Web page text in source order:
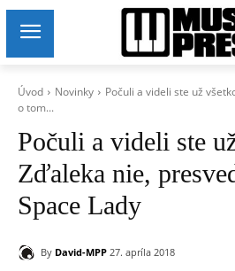
Úvod Novinky
Počuli a videli ste už
o tom...
Počuli a videli ste
Zďaleka nie,
Space Lady
By David-MPP 27. apríla 2018